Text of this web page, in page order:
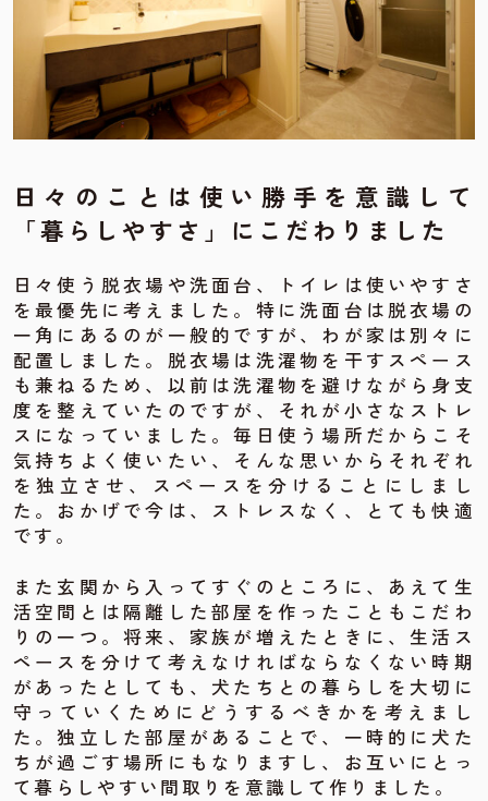
日々のことは使い勝手を意識して
「暮らしやすさ」にこだわりました
日々使う脱衣場や洗面台、トイレは使いやすさ
を最優先に考えました。特に洗面台は脱衣場の
一角にあるのが一般的ですが、わが家は別々に
配置しました。脱衣場は洗濯物を干すスペース
も兼ねるため、以前は洗濯物を避けながら身支
度を整えていたのですが、それが小さなストレ
スになっていました。毎日使う場所だからこそ
気持ちよく使いたい、そんな思いからそれぞれ
を独立させ、スペースを分けることにしまし
た。おかげで今は、ストレスなく、とても快適
です。
また玄関から入ってすぐのところに、あえて生
活空間とは隔離した部屋を作ったこともこだわ
りの一つ。将来、家族が増えたときに、生活ス
ペースを分けて考えなければならなくない時期
があったとしても、犬たちとの暮らしを大切に
守っていくためにどうするべきかを考えまし
た。独立した部屋があることで、一時的に犬た
ちが過ごす場所にもなりますし、お互いにとっ
て暮らしやすい間取りを意識して作りました。